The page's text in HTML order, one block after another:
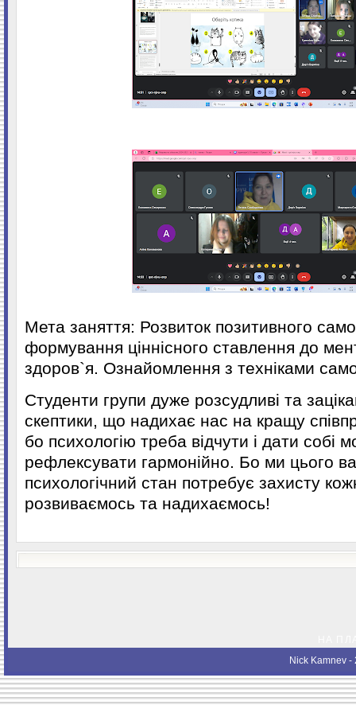
Мета заняття: Розвиток позитивного
формування ціннісного ставлення до
здоров`я. Ознайомлення з техніками
Студенти групи дуже розсудливі та
скептики, що надихає нас на кращу
бо психологію треба відчути і дати собі
рефлексувати гармонійно. Бо ми цього
психологічний стан потребує захисту
розвиваємось та надихаємось!
Nick Kamnev -